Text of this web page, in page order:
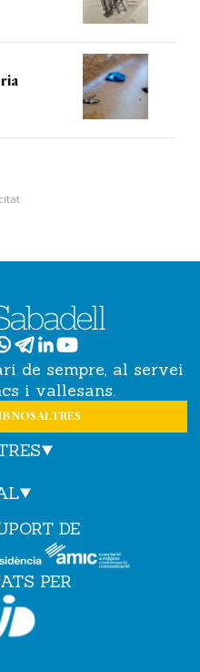
de sempre, al servei
i vallesans.
NOSALTRES
DE
PER